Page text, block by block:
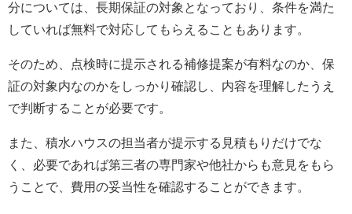
分については、長期保証の対象となっており、条件を満た
していれば無料で対応してもらえることもあります。
そのため、点検時に提示される補修提案が有料なのか、保
証の対象内なのかをしっかり確認し、内容を理解したうえ
で判断することが必要です。
また、積水ハウスの担当者が提示する見積もりだけでな
く、必要であれば第三者の専門家や他社からも意見をもら
うことで、費用の妥当性を確認することができます。